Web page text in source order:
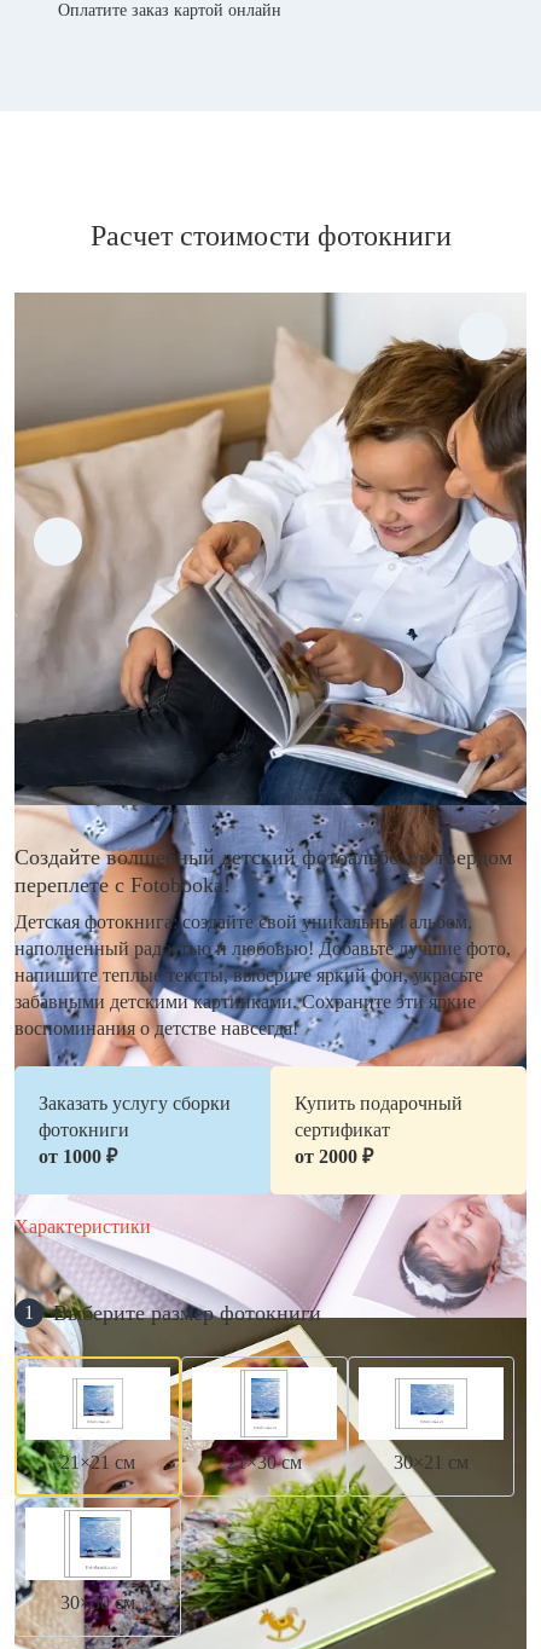
Оплатите заказ картой онлайн
Расчет стоимости фотокниги
Создайте волшебный детский фотоальбом в твердом
переплете с Fotobooka!
Детская фотокнига: создайте свой уникальный альбом,
наполненный радостью и любовью! Добавьте лучшие фото,
напишите теплые тексты, выберите яркий фон, украсьте
забавными детскими картинками. Сохраните эти яркие
воспоминания о детстве навсегда!
Заказать услугу сборки
фотокниги
от 1000 ₽
Купить подарочный
сертификат
от 2000 ₽
Характеристики
1 Выберите размер фотокниги
21×21 см 21×30 см 30×21 см
30×30 см